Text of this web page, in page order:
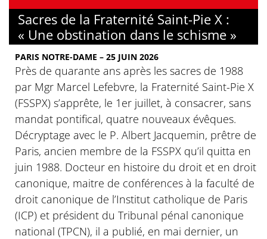
Sacres de la Fraternité Saint-Pie X :
« Une obstination dans le schisme »
PARIS NOTRE-DAME – 25 JUIN 2026
Près de quarante ans après les sacres de 1988
par Mgr Marcel Lefebvre, la Fraternité Saint-Pie X
(FSSPX) s’apprête, le 1er juillet, à consacrer, sans
mandat pontifical, quatre nouveaux évêques.
Décryptage avec le P. Albert Jacquemin, prêtre de
Paris, ancien membre de la FSSPX qu’il quitta en
juin 1988. Docteur en histoire du droit et en droit
canonique, maitre de conférences à la faculté de
droit canonique de l’Institut catholique de Paris
(ICP) et président du Tribunal pénal canonique
national (TPCN), il a publié, en mai dernier, un